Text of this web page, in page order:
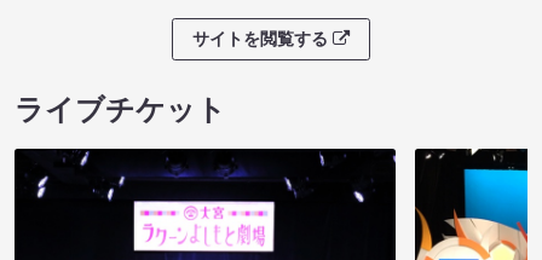
サイトを閲覧する
ライブチケット